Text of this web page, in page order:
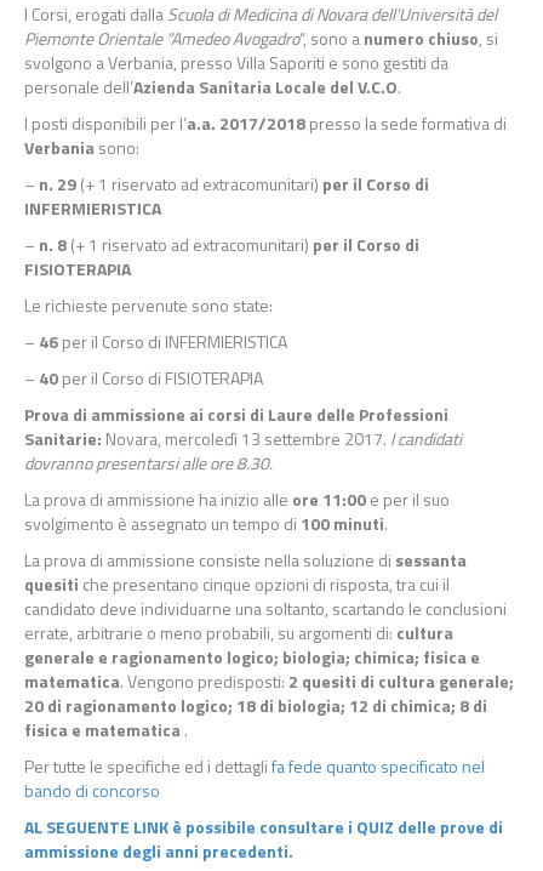
I Corsi, erogati dallaScuola di Medicina di Novara dell’Università del
Piemonte Orientale “Amedeo Avogadro“, sono anumero chiuso, si
svolgono a Verbania, presso Villa Saporiti e sono gestiti da
personale dell’Azienda Sanitaria Locale del V.C.O.
I posti disponibili per l’a.a. 2017/2018presso la sede formativa di
Verbaniasono:
– n. 29(+ 1 riservato ad extracomunitari) per il Corso di
INFERMIERISTICA
– n. 8(+ 1 riservato ad extracomunitari) per il Corso di
FISIOTERAPIA
Le richieste pervenute sono state:
– 46per il Corso di INFERMIERISTICA
– 40per il Corso di FISIOTERAPIA
Prova di ammissione ai corsi di Laure delle Professioni
Sanitarie: Novara, mercoledì 13 settembre 2017. I candidati
dovranno presentarsi alle ore 8.30.
La prova di ammissione ha inizio alle ore 11:00e per il suo
svolgimento è assegnato un tempo di 100 minuti.
La prova di ammissione consiste nella soluzione di sessanta
quesiti che presentano cinque opzioni di risposta, tra cui il
candidato deve individuarne una soltanto, scartando le conclusioni
errate, arbitrarie o meno probabili, su argomenti di: cultura
generale e ragionamento logico; biologia; chimica; fisica e
matematica. Vengono predisposti: 2 quesiti di cultura generale;
20 di ragionamento logico; 18 di biologia; 12 di chimica; 8 di
fisica e matematica.
Per tutte le specifiche ed i dettaglifa fede quanto specificato nel
bando di concorso
AL SEGUENTE LINK è possibile consultare i QUIZ delle prove di
ammissione degli anni precedenti.